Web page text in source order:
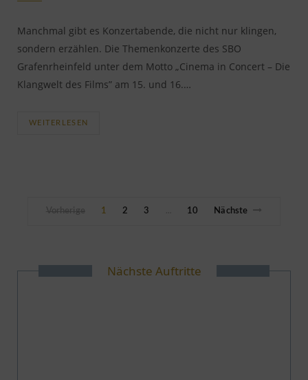
Manchmal gibt es Konzertabende, die nicht nur klingen,
sondern erzählen. Die Themenkonzerte des SBO
Grafenrheinfeld unter dem Motto „Cinema in Concert – Die
Klangwelt des Films” am 15. und 16.…
WEITERLESEN
1 2 3 10 Nächste
Nächste Auftritte